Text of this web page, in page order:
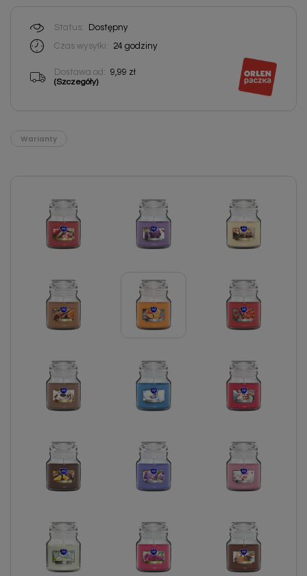
Status:
Dostępny
Czas wysyłki:
24 godziny
Dostawa od: 9,99 zł
(Szczegóły)
Warianty